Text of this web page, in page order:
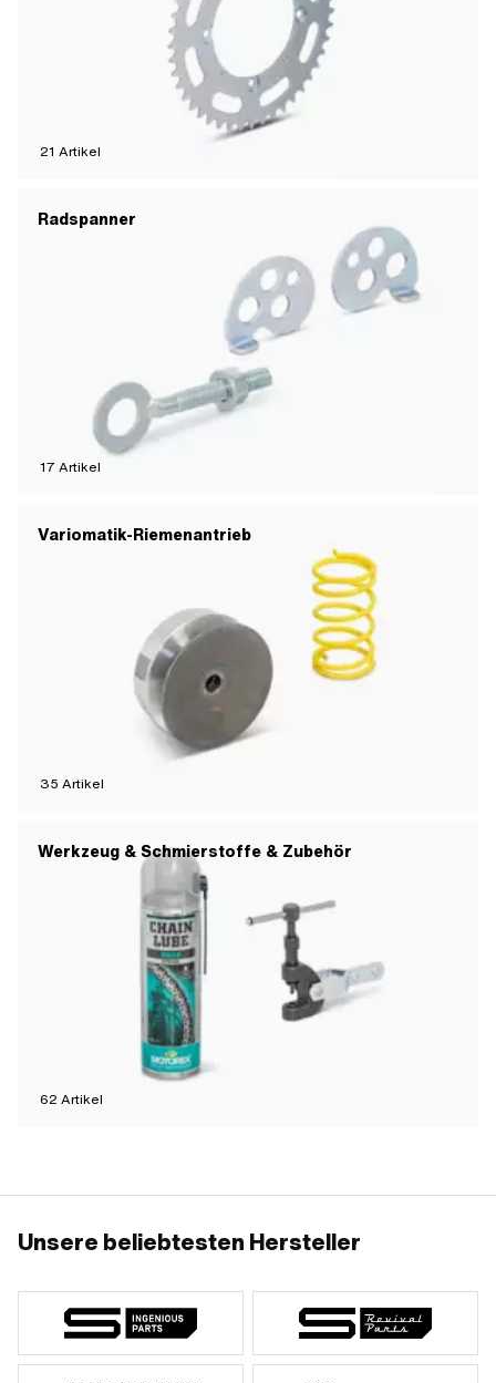
21 Artikel
Radspanner
17 Artikel
Variomatik-Riemenantrieb
35 Artikel
Werkzeug & Schmierstoffe & Zubehör
62 Artikel
Unsere beliebtesten Hersteller